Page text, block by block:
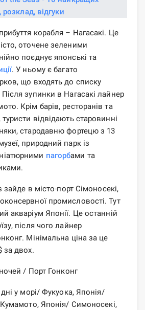
корабля – Нагасакі. Це
оточене зеленими
поєднує японські та
. У ньому є багато
що входять до списку
зупинки в Нагасакі лайнер
Крім барів, ресторанів та
відвідають старовинні
стародавню фортецю з 13
природний парк із
пагорбами та
в місто-порт Сімоносекі,
промисловості. Тут
акваріум Японії. Це останній
після чого лайнер
Мінімальна ціна за це
за двох.
/ Порт Гонконг
у морі/ Фукуока, Японія/
Кумамото, Японія/ Симоносекі,